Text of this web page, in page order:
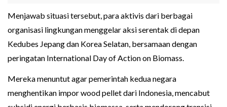
Menjawab situasi tersebut, para aktivis dari berbagai
organisasi lingkungan menggelar aksi serentak di depan
Kedubes Jepang dan Korea Selatan, bersamaan dengan
peringatan International Day of Action on Biomass.
Mereka menuntut agar pemerintah kedua negara
menghentikan impor wood pellet dari Indonesia, mencabut